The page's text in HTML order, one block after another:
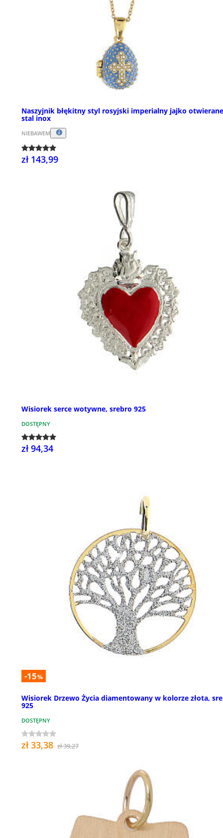
Naszyjnik błękitny styl rosyjski imperialny jajko otwierane
stal inox
NIEBAWEM
zł 143,99
Wisiorek serce wotywne, srebro 925
DOSTĘPNY
zł 94,34
-15%
Wisiorek Drzewo Życia diamentowany w kolorze złota,
925
DOSTĘPNY
zł 33,38 zł 39,27